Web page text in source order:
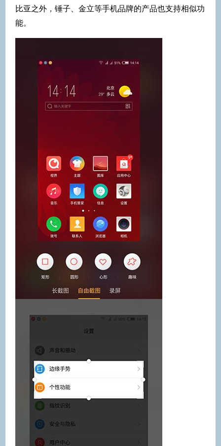
比亚之外，锤子、金立等手机品牌的产品也支持相似功
能。